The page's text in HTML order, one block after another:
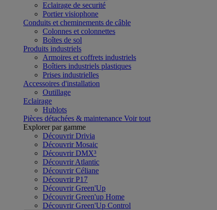
Eclairage de securité
Portier visiophone
Conduits et cheminements de câble
Colonnes et colonnettes
Boîtes de sol
Produits industriels
Armoires et coffrets industriels
Boîtiers industriels plastiques
Prises industrielles
Accessoires d'installation
Outillage
Eclairage
Hublots
Pièces détachées & maintenance Voir tout
Explorer par gamme
Découvrir Drivia
Découvrir Mosaic
Découvrir DMX³
Découvrir Atlantic
Découvrir Céliane
Découvrir P17
Découvrir Green'Up
Découvrir Green'up Home
Découvrir Green'Up Control